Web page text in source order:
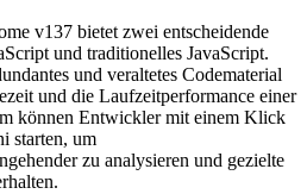
v137 bietet zwei entscheidende
und traditionelles JavaScript.
und veraltetes Codematerial
und die Laufzeitperformance einer
können Entwickler mit einem Klick
starten, um
zu analysieren und gezielte